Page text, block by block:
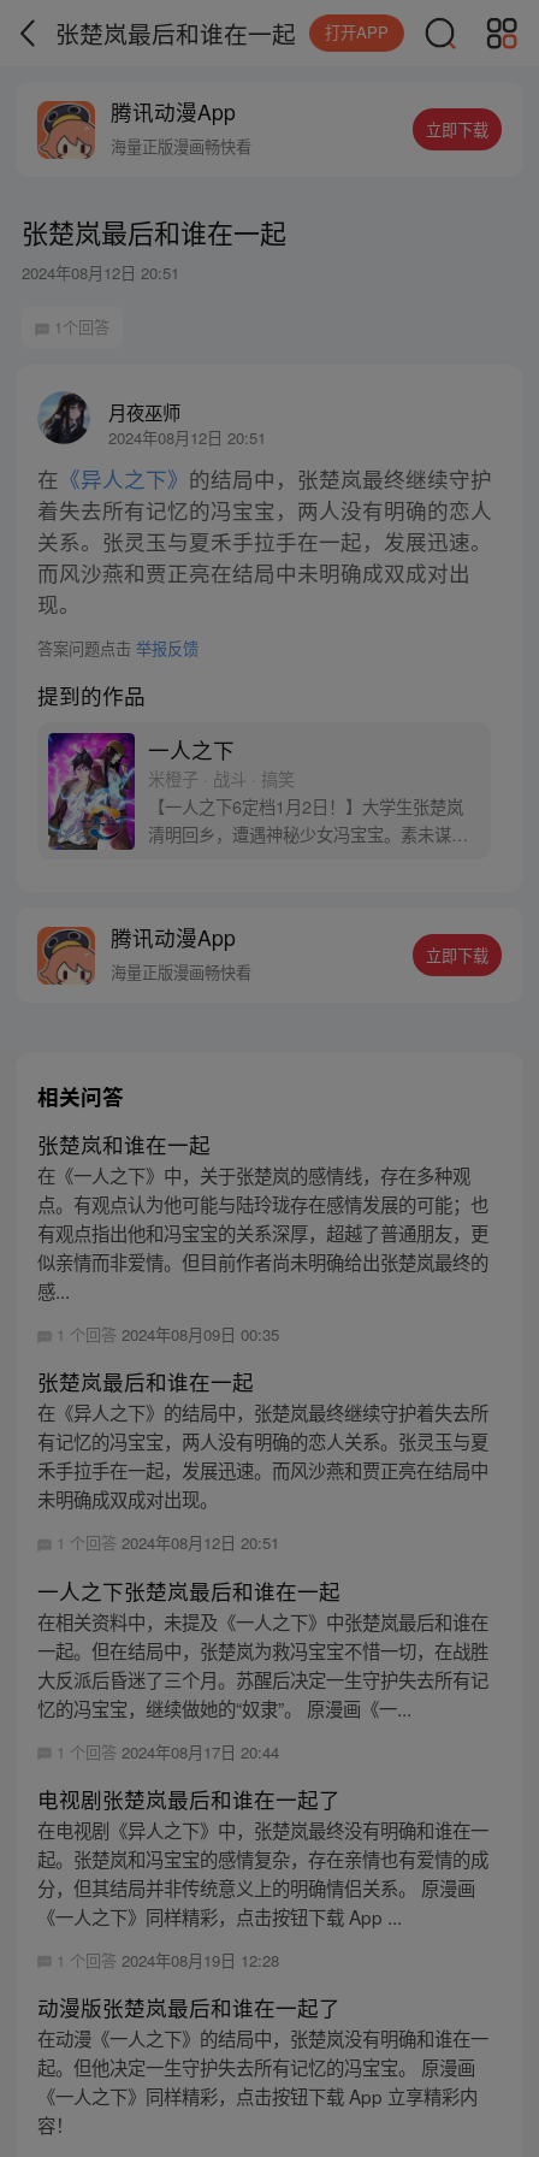
张楚岚最后和谁在一起 打开APP
腾讯动漫App
海量正版漫画畅快看
立即下载
张楚岚最后和谁在一起
2024年08月12日 20:51
1个回答
月夜巫师
2024年08月12日 20:51
在 《异人之下》 的结局中，张楚岚最终继续守护
着失去所有记忆的冯宝宝，两人没有明确的恋人
关系。张灵玉与夏禾手拉手在一起，发展迅速。
而风沙燕和贾正亮在结局中未明确成双成对出
现。
答案问题点击 举报反馈
提到的作品
一人之下
米橙子 · 战斗 · 搞笑
【一人之下6定档1月2日！】大学生张楚岚
清明回乡，遭遇神秘少女冯宝宝。素未谋面
密，张楚岚的生活被彻底颠覆，与冯宝宝一
同踏上“异人”之旅。
腾讯动漫App
海量正版漫画畅快看
立即下载
相关问答
张楚岚和谁在一起
在《一人之下》中，关于张楚岚的感情线，存在多种观
点。有观点认为他可能与陆玲珑存在感情发展的可能；也
有观点指出他和冯宝宝的关系深厚，超越了普通朋友，更
似亲情而非爱情。但目前作者尚未明确给出张楚岚最终的
感...
1 个回答 2024年08月09日 00:35
张楚岚最后和谁在一起
在《异人之下》的结局中，张楚岚最终继续守护着失去所
有记忆的冯宝宝，两人没有明确的恋人关系。张灵玉与夏
禾手拉手在一起，发展迅速。而风沙燕和贾正亮在结局中
未明确成双成对出现。
1 个回答 2024年08月12日 20:51
一人之下张楚岚最后和谁在一起
在相关资料中，未提及《一人之下》中张楚岚最后和谁在
一起。但在结局中，张楚岚为救冯宝宝不惜一切，在战胜
大反派后昏迷了三个月。苏醒后决定一生守护失去所有记
忆的冯宝宝，继续做她的“奴隶”。 原漫画《一...
1 个回答 2024年08月17日 20:44
电视剧张楚岚最后和谁在一起了
在电视剧《异人之下》中，张楚岚最终没有明确和谁在一
起。张楚岚和冯宝宝的感情复杂，存在亲情也有爱情的成
分，但其结局并非传统意义上的明确情侣关系。 原漫画
《一人之下》同样精彩，点击按钮下载 App ...
1 个回答 2024年08月19日 12:28
动漫版张楚岚最后和谁在一起了
在动漫《一人之下》的结局中，张楚岚没有明确和谁在一
起。但他决定一生守护失去所有记忆的冯宝宝。 原漫画
《一人之下》同样精彩，点击按钮下载 App 立享精彩内
容！